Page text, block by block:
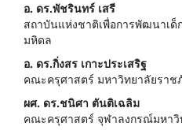
อ. ดร.พัชรินทร์ เสรี
สถาบันแห่งชาติเพื่อการพัฒนาเ
มหิดล
อ. ดร.กิ่งสร เกาะประเสริฐ
คณะครุศาสตร์ มหาวิทยาลัยราช
ผศ. ดร.ชนิศา ตันติเฉลิม
คณะครุศาสตร์ จุฬาลงกรณ์มหาวิ